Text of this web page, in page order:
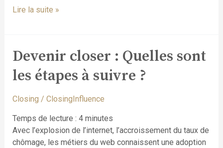
Lire la suite »
Devenir closer : Quelles sont
les étapes à suivre ?
Closing / ClosingInfluence
Temps de lecture : 4 minutes
Avec l’explosion de l’internet, l’accroissement du taux de
chômage, les métiers du web connaissent une adoption
Devenir
Quelles
les
à
suivre ?